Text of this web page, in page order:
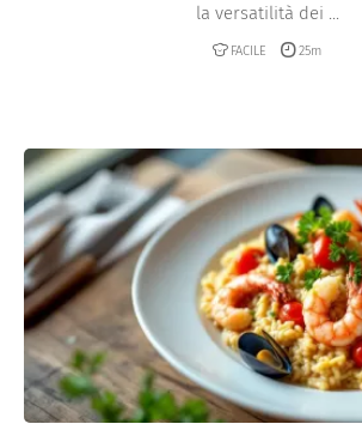
la versatilità dei ...
FACILE 25m